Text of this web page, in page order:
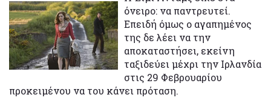
όνειρο: να παντρευτεί.
Επειδή όμως ο αγαπημένος
της δε λέει να την
αποκαταστήσει, εκείνη
ταξιδεύει μέχρι την Ιρλανδία
στις 29 Φεβρουαρίου
προκειμένου να του κάνει πρόταση.